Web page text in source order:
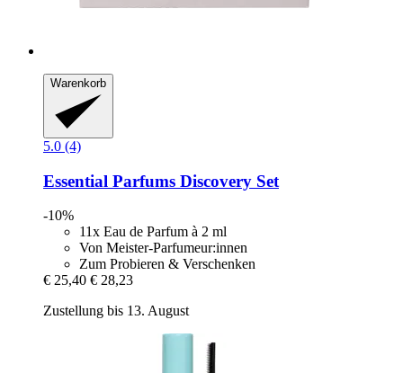
Warenkorb
5.0 (4)
Essential Parfums Discovery Set
-10%
11x Eau de Parfum à 2 ml
Von Meister-Parfumeur:innen
Zum Probieren & Verschenken
€ 25,40 € 28,23
Zustellung bis 13. August